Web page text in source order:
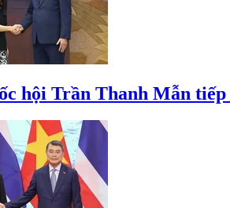
hội Trần Thanh Mẫn